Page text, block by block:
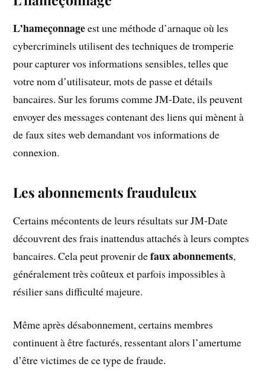
L’hameçonnageest une méthode d’arnaque où les
cybercriminels utilisent des techniques de tromperie
pour capturer vos informations sensibles, telles que
votre nom d’utilisateur, mots de passe et détails
bancaires. Sur les forums comme JM-Date, ils peuvent
envoyer des messages contenant des liens qui mènent à
de faux sites web demandant vos informations de
connexion.
Les abonnements frauduleux
Certains mécontents de leurs résultats sur JM-Date
découvrent des frais inattendus attachés à leurs comptes
bancaires. Cela peut provenir defaux abonnements,
généralement très coûteux et parfois impossibles à
résilier sans difficulté majeure.
Même après désabonnement, certains membres
continuent à être facturés, ressentant alors l’amertume
d’être victimes de ce type de fraude.